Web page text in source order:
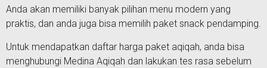
Anda akan memiliki banyak pilihan menu modern yang
praktis, dan anda juga bisa memilih paket snack pendamping.
Untuk mendapatkan daftar harga paket aqiqah, anda bisa
menghubungi Medina Aqiqah dan lakukan tes rasa sebelum